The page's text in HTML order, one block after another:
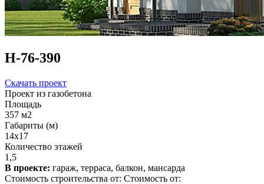
Н-76-390
Скачать проект
Проект из газобетона
Площадь
357 м2
Габариты (м)
14x17
Количество этажей
1,5
В проекте: гараж, терраса, балкон, мансарда
Стоимость строительства от: Стоимость от: